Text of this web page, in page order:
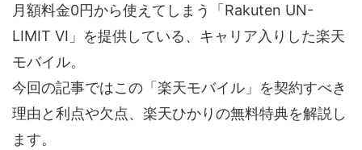
月額料金0円から使えてしまう「Rakuten UN-
LIMIT VI」を提供している、キャリア入りした楽天
モバイル。
今回の記事ではこの「楽天モバイル」を契約すべき
理由と利点や欠点、楽天ひかりの無料特典を解説し
ます。